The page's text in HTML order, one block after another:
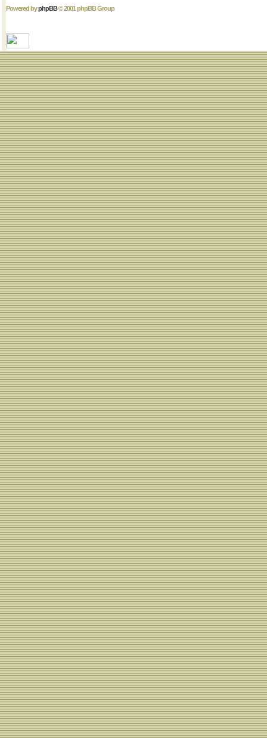
Powered byphpBB© 2001 phpBB Group